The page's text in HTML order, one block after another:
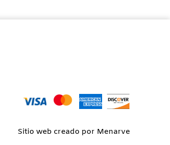
Sitio web creado por Menarve